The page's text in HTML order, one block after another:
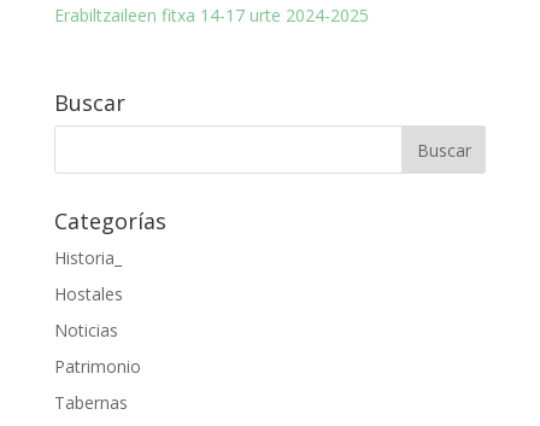
Erabiltzaileen fitxa 14-17 urte 2024-2025
Buscar
Categorías
Historia_
Hostales
Noticias
Patrimonio
Tabernas